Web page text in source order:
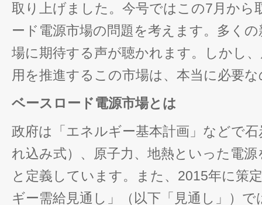
取り上げました。今号ではこの7月から
ード電源市場の問題を考えます。多く
場に期待する声が聴かれます。しかし
用を推進するこの市場は、本当に必要
ベースロード電源市場とは
政府は「エネルギー基本計画」などで
れ込み式）、原子力、地熱といった電
と定義しています。また、2015年に策
ギー需給見通し」（以下「見通し」）